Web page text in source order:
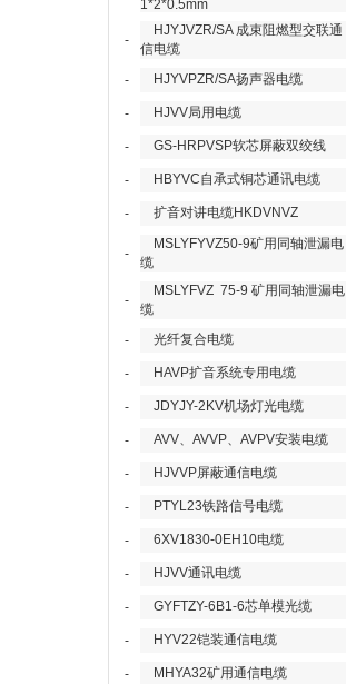
1*2*0.5mm
-
HJYJVZR/SA 成束阻燃型交联通
信电缆
-
HJYVPZR/SA扬声器电缆
- HJVV局用电缆
- GS-HRPVSP软芯屏蔽双绞线
- HBYVC自承式铜芯通讯电缆
- 扩音对讲电缆HKDVNVZ
-
MSLYFYVZ50-9矿用同轴泄漏电
缆
-
MSLYFVZ 75-9 矿用同轴泄漏电
缆
-
光纤复合电缆
- HAVP扩音系统专用电缆
- JDYJY-2KV机场灯光电缆
- AVV、AVVP、AVPV安装电缆
- HJVVP屏蔽通信电缆
- PTYL23铁路信号电缆
- 6XV1830-0EH10电缆
- HJVV通讯电缆
- GYFTZY-6B1-6芯单模光缆
- HYV22铠装通信电缆
- MHYA32矿用通信电缆